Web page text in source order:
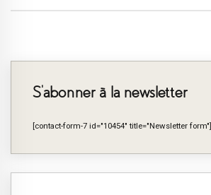
S’abonner à la newsletter
[contact-form-7 id="10454" title="Newsletter form"]